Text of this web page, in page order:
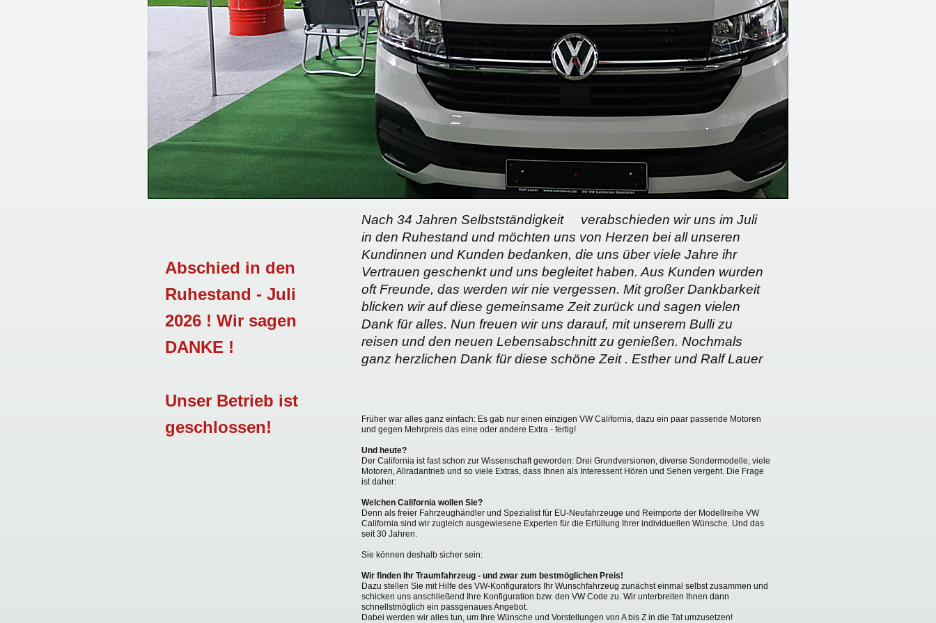
Nach 34 Jahren Selbstständigkeit verabschieden wir uns im Juli
in den Ruhestand und möchten uns von Herzen bei all unseren
Kundinnen und Kunden bedanken, die uns über viele Jahre ihr
Vertrauen geschenkt und uns begleitet haben. Aus Kunden wurden
oft Freunde, das werden wir nie vergessen. Mit großer Dankbarkeit
blicken wir auf diese gemeinsame Zeit zurück und sagen vielen
Dank für alles. Nun freuen wir uns darauf, mit unserem Bulli zu
reisen und den neuen Lebensabschnitt zu genießen. Nochmals
ganz herzlichen Dank für diese schöne Zeit . Esther und Ralf Lauer
Früher war alles ganz einfach: Es gab nur einen einzigen VW California, dazu ein paar passende Motoren
und gegen Mehrpreis das eine oder andere Extra - fertig!
Und heute?
Der California ist fast schon zur Wissenschaft geworden: Drei Grundversionen, diverse Sondermodelle, viele
Motoren, Allradantrieb und so viele Extras, dass Ihnen als Interessent Hören und Sehen vergeht. Die Frage
ist daher:
Welchen California wollen Sie?
Denn als freier Fahrzeughändler und Spezialist für EU-Neufahrzeuge und Reimporte der Modellreihe VW
California sind wir zugleich ausgewiesene Experten für die Erfüllung Ihrer individuellen Wünsche. Und das
seit 30 Jahren.
Sie können deshalb sicher sein:
Wir finden Ihr Traumfahrzeug - und zwar zum bestmöglichen Preis!
Dazu stellen Sie mit Hilfe des VW-Konfigurators Ihr Wunschfahrzeug zunächst einmal selbst zusammen und
schicken uns anschließend Ihre Konfiguration bzw. den VW Code zu. Wir unterbreiten Ihnen dann
schnellstmöglich ein passgenaues Angebot.
Dabei werden wir alles tun, um Ihre Wünsche und Vorstellungen von A bis Z in die Tat umzusetzen!
Abschied in den
Ruhestand - Juli
2026 ! Wir sagen
DANKE !
Unser Betrieb ist
geschlossen!